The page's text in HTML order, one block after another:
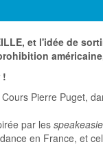
et l'idée de
!
Pierre Puget,
par les
en France, et